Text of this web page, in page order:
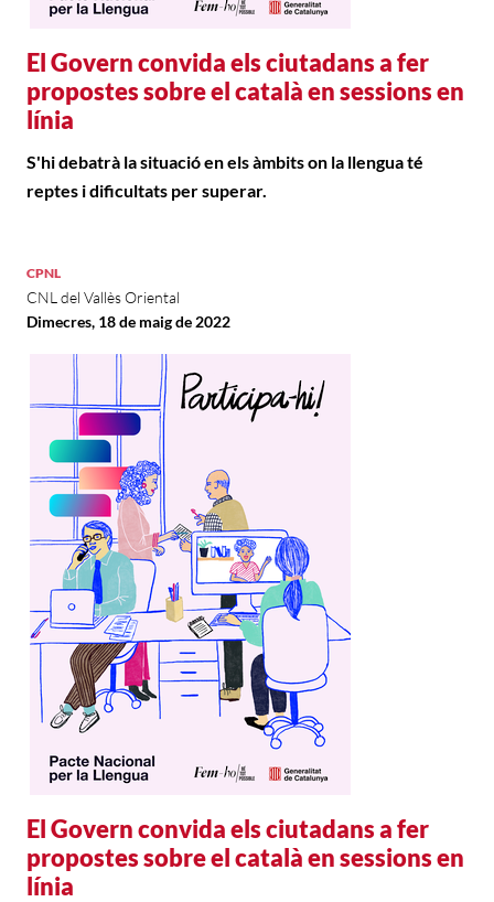
El Govern convida els ciutadans a fer
propostes sobre el català en sessions en
línia
S'hi debatrà la situació en els àmbits on la llengua té
reptes i dificultats per superar.
El Govern convida els ciutadans a fer
propostes sobre el català en sessions en
línia
CPNL
CNL del Vallès Oriental
Dimecres, 18 de maig de 2022